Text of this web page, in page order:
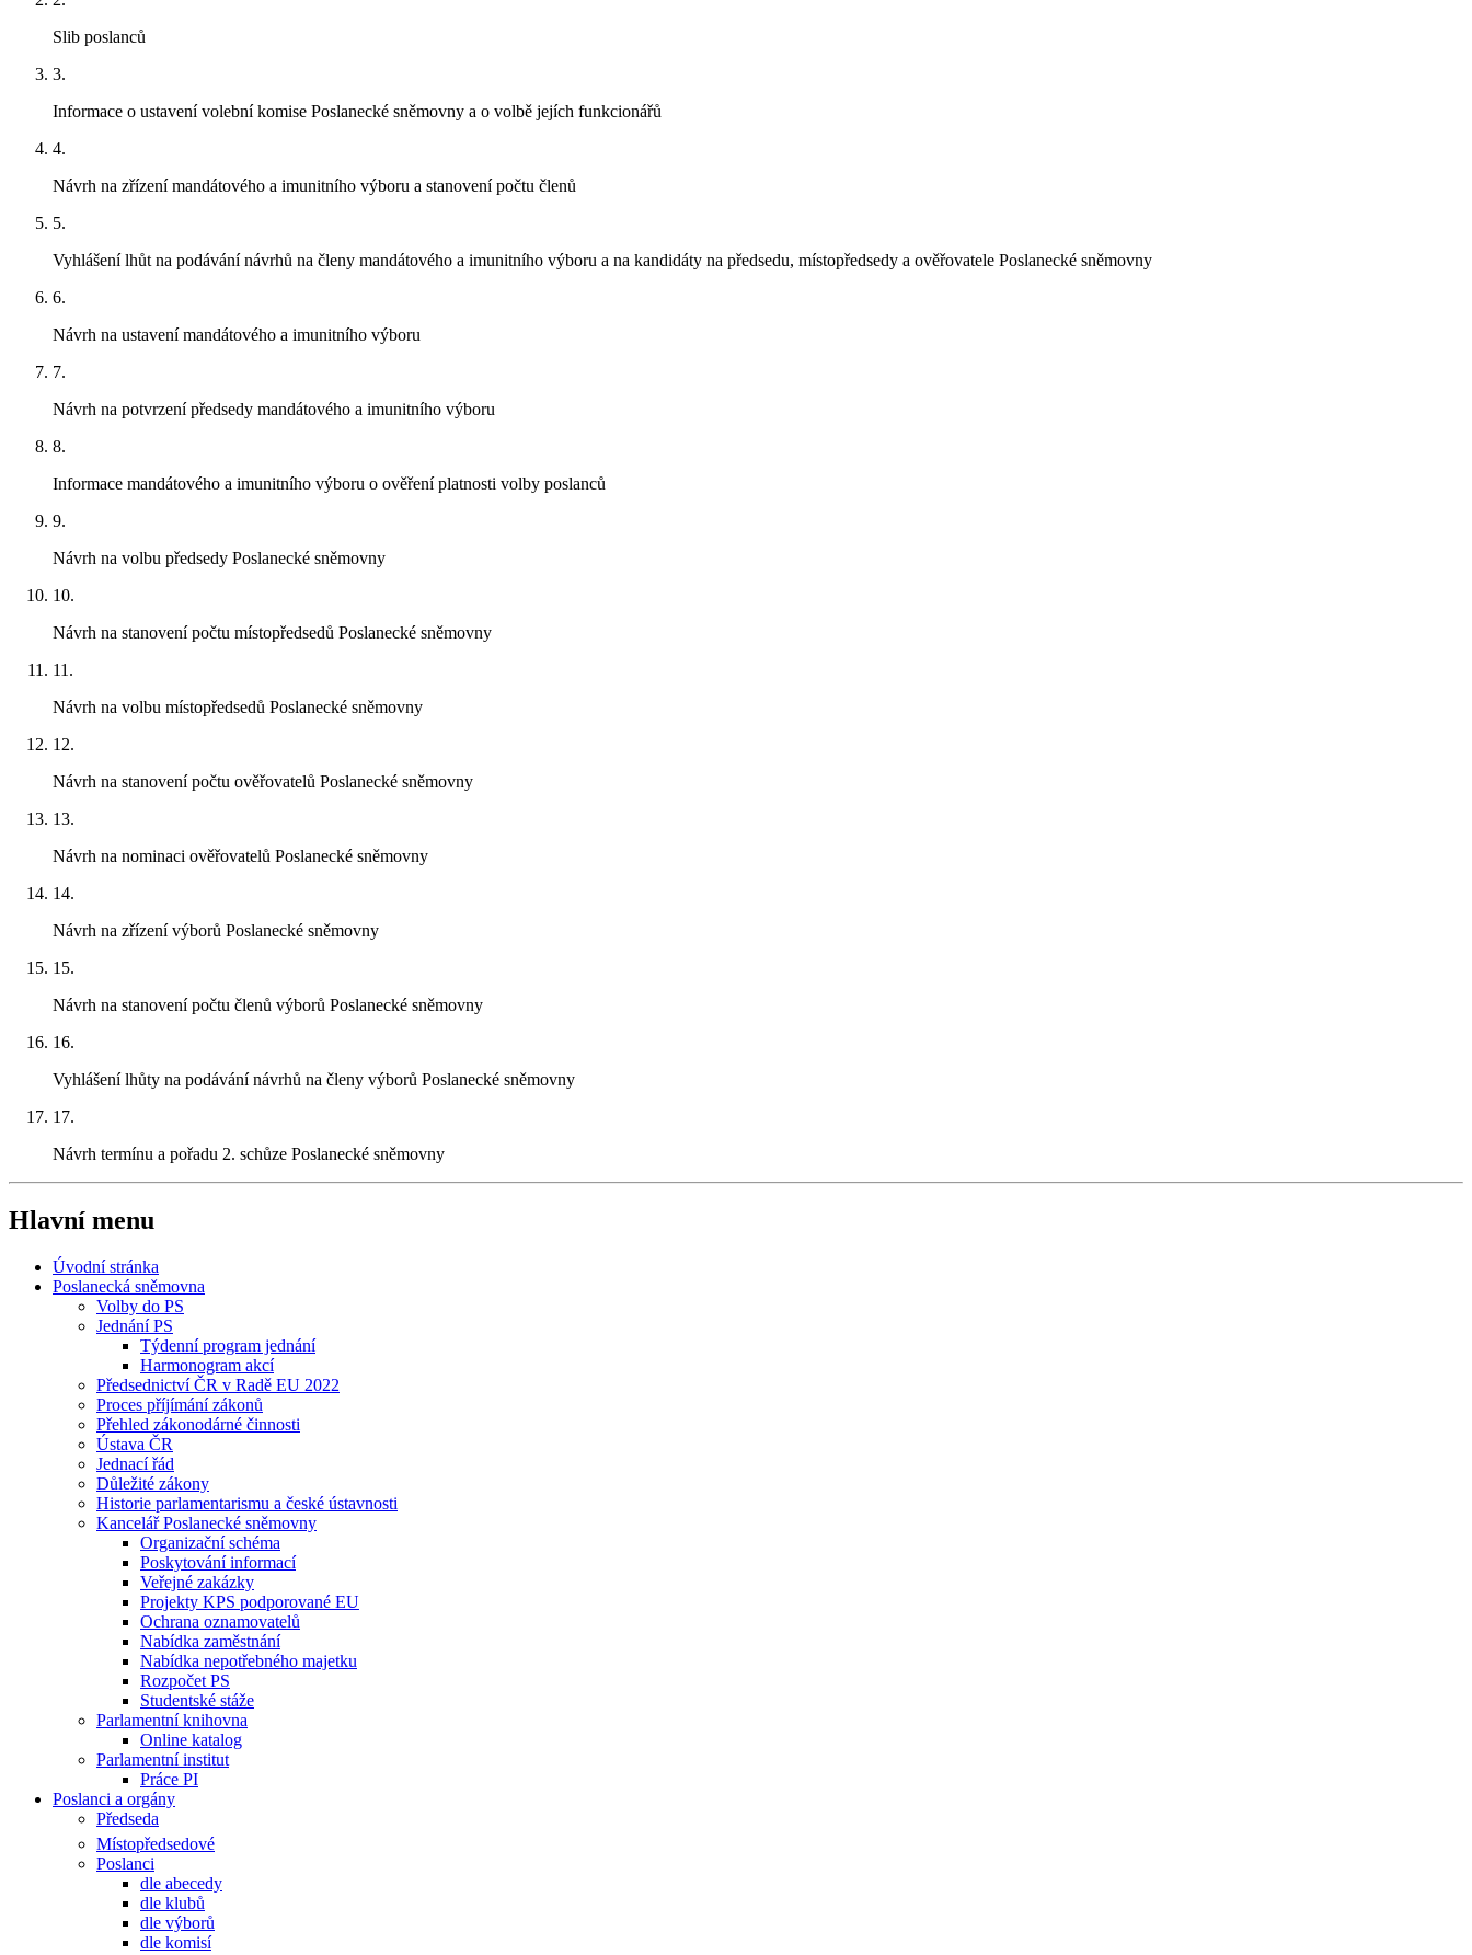
Slib poslanců
3.
Informace o ustavení volební komise Poslanecké sněmovny a o volbě jejích funkcionářů
4.
Návrh na zřízení mandátového a imunitního výboru a stanovení počtu členů
5.
Vyhlášení lhůt na podávání návrhů na členy mandátového a imunitního výboru a na kandidáty na předsedu, místopředsedy a ověřovatele Poslanecké sněmovny
6.
Návrh na ustavení mandátového a imunitního výboru
7.
Návrh na potvrzení předsedy mandátového a imunitního výboru
8.
Informace mandátového a imunitního výboru o ověření platnosti volby poslanců
9.
Návrh na volbu předsedy Poslanecké sněmovny
10.
Návrh na stanovení počtu místopředsedů Poslanecké sněmovny
11.
Návrh na volbu místopředsedů Poslanecké sněmovny
12.
Návrh na stanovení počtu ověřovatelů Poslanecké sněmovny
13.
Návrh na nominaci ověřovatelů Poslanecké sněmovny
14.
Návrh na zřízení výborů Poslanecké sněmovny
15.
Návrh na stanovení počtu členů výborů Poslanecké sněmovny
16.
Vyhlášení lhůty na podávání návrhů na členy výborů Poslanecké sněmovny
17.
Návrh termínu a pořadu 2. schůze Poslanecké sněmovny
Hlavní menu
Úvodní stránka
Poslanecká sněmovna
Volby do PS
Jednání PS
Týdenní program jednání
Harmonogram akcí
Předsednictví ČR v Radě EU 2022
Proces příjímání zákonů
Přehled zákonodárné činnosti
Ústava ČR
Jednací řád
Důležité zákony
Historie parlamentarismu a české ústavnosti
Kancelář Poslanecké sněmovny
Organizační schéma
Poskytování informací
Veřejné zakázky
Projekty KPS podporované EU
Ochrana oznamovatelů
Nabídka zaměstnání
Nabídka nepotřebného majetku
Rozpočet PS
Studentské stáže
Parlamentní knihovna
Online katalog
Parlamentní institut
Práce PI
Poslanci a orgány
Předseda
Místopředsedové
Poslanci
dle abecedy
dle klubů
dle výborů
dle komisí